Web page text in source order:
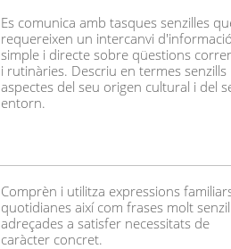
Es comunica amb tasques senzilles
requereixen un intercanvi
simple i directe sobre qüestions
i rutinàries. Descriu en termes senzills
aspectes del seu origen cultural i del
entorn.
Comprèn i utilitza expressions
quotidianes així com frases molt
adreçades a satisfer necessitats de
caràcter concret.